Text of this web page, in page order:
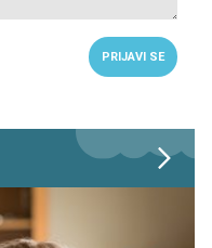
PRIJAVI SE